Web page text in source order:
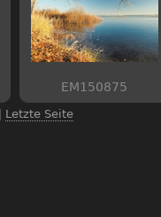
EM150875
Letzte Seite